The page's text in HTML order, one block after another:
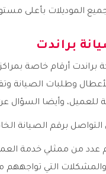
الموديلات بأعلى
براندت
براندت أرقام خاصة
وطلبات الصيانة
للعميل، وأيضا السؤال
التواصل برقم الصيانة
عدد من ممثلي خدمة
التي تواجههم